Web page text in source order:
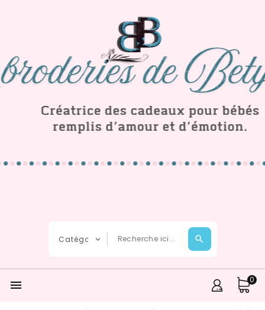
 0